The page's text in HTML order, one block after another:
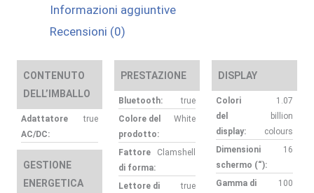
Informazioni aggiuntive
Recensioni (0)
CONTENUTO
DELL’IMBALLO
Adattatore
AC/DC:
true
GESTIONE
ENERGETICA
PRESTAZIONE
Bluetooth:
true
Colore del
prodotto:
White
Fattore
di forma:
Clamshell
Lettore di
true
DISPLAY
Colori
del
display:
1.07
billion
colours
Dimensioni
schermo (“):
16
Gamma di
100